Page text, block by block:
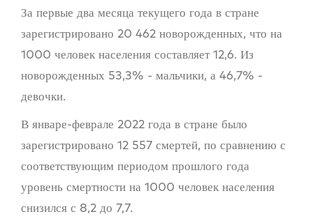
За первые два месяца текущего года в стране
зарегистрировано 20 462 новорожденных, что на
1000 человек населения составляет 12,6. Из
новорожденных 53,3% - мальчики, а 46,7% -
девочки.
В январе-феврале 2022 года в стране было
зарегистрировано 12 557 смертей, по сравнению с
соответствующим периодом прошлого года
уровень смертности на 1000 человек населения
снизился с 8,2 до 7,7.